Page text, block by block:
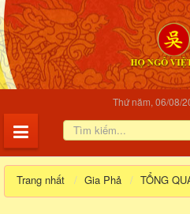
Thứ năm, 06/08/
Trang nhất Gia Phả TỔNG